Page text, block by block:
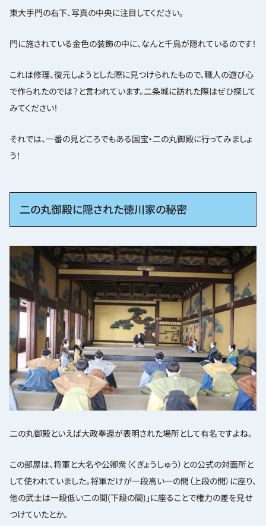
東大手門の右下、写真の中央に注目してください。
門に施されている金色の装飾の中に、なんと千鳥が隠れているのです！
これは修理、復元しようとした際に見つけられたもので、職人の遊び心
で作られたのでは？と言われています。二条城に訪れた際はぜひ探して
みてください！
それでは、一番の見どころでもある国宝・二の丸御殿に行ってみましょ
う！
二の丸御殿に隠された徳川家の秘密
二の丸御殿といえば大政奉還が表明された場所として有名ですよね。
この部屋は、将軍と大名や公卿衆（くぎょうしゅう）との公式の対面所と
して使われていました。将軍だけが一段高い一の間（上段の間）に座り、
他の武士は一段低い二の間(下段の間)」に座ることで権力の差を見せ
つけていたとか。